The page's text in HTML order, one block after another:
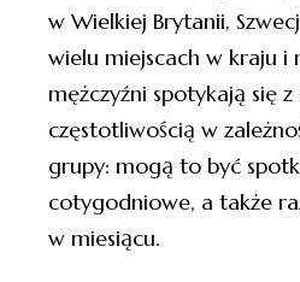
w Wielkiej Brytanii,
wielu miejscach w kraju i
mężczyźni spotykają się z
częstotliwością w
grupy: mogą to być
cotygodniowe, a także
w miesiącu.